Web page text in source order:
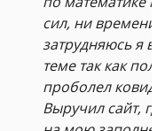
сил, ни времени.
затрудняюсь я в
теме так как
проболел
Выручил сайт,